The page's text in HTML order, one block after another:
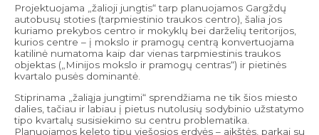
Projektuojama „žalioji jungtis“ tarp planuojamos Gargždų
autobusų stoties (tarpmiestinio traukos centro), šalia jos
kuriamo prekybos centro ir mokyklų bei darželių teritorijos,
kurios centre – į mokslo ir pramogų centrą konvertuojama
katilinė numatoma kaip dar vienas tarpmiestinis traukos
objektas („Minijos mokslo ir pramogų centras“) ir pietinės
kvartalo pusės dominantė.
Stiprinama „žaliąja jungtimi“ sprendžiama ne tik šios miesto
dalies, tačiau ir labiau į pietus nutolusių sodybinio užstatymo
tipo kvartalų susisiekimo su centru problematika.
Planuojamos keleto tipų viešosios erdvės – aikštės, parkai su